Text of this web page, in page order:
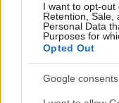
I want to opt-out
Retention, Sale,
Personal Data
Purposes for
Opted Out
Google consents
“Nevarētu
pirmās dienas
atbalsta…” Rīgas